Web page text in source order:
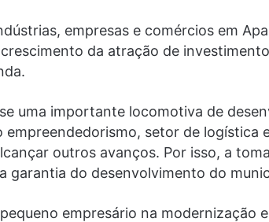
empresas e comércios em
da atração de
uma importante locomotiva de
empreendedorismo, setor de logística
outros avanços. Por isso, a
garantia do desenvolvimento do
empresário na modernização